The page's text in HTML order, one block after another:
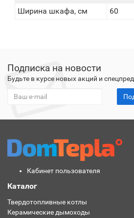
Ширина шкафа, см
60
Подписка на новости
Будьте в курсе новых акций и
Кабинет пользователя
Каталог
Твердотопливные котлы
Керамические дымоходы